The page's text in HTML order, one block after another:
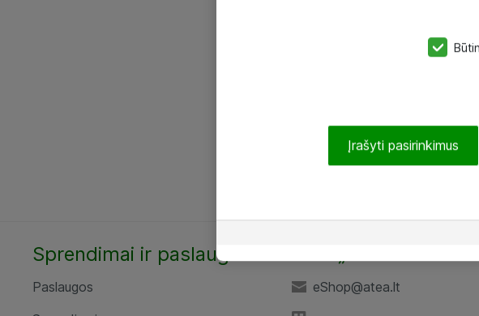
Sprendimai ir paslaugos
Paslaugos
eShop@atea.lt
Įrašyti pasirinkimus